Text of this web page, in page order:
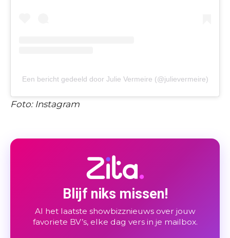
Een bericht gedeeld door Julie Vermeire (@julievermeire)
Foto: Instagram
Blijf niks missen!
Al het laatste showbizznieuws over jouw
favoriete BV’s, elke dag vers in je mailbox.